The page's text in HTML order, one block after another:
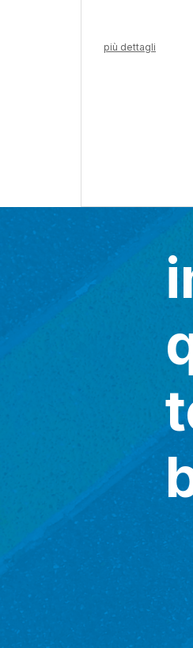
più dettagli